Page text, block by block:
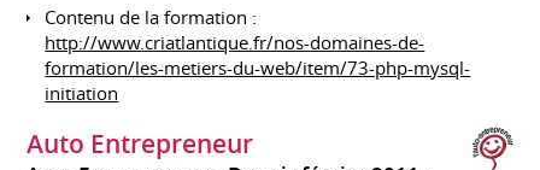
Contenu de la formation :
http://www.criatlantique.fr/nos-domaines-de-
formation/les-metiers-du-web/item/73-php-mysql-
initiation
Auto Entrepreneur